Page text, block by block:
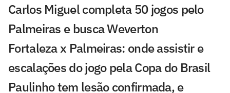
Carlos Miguel completa 50 jogos pelo
Palmeiras e busca Weverton
Fortaleza x Palmeiras: onde assistir e
escalações do jogo pela Copa do Brasil
Paulinho tem lesão confirmada, e